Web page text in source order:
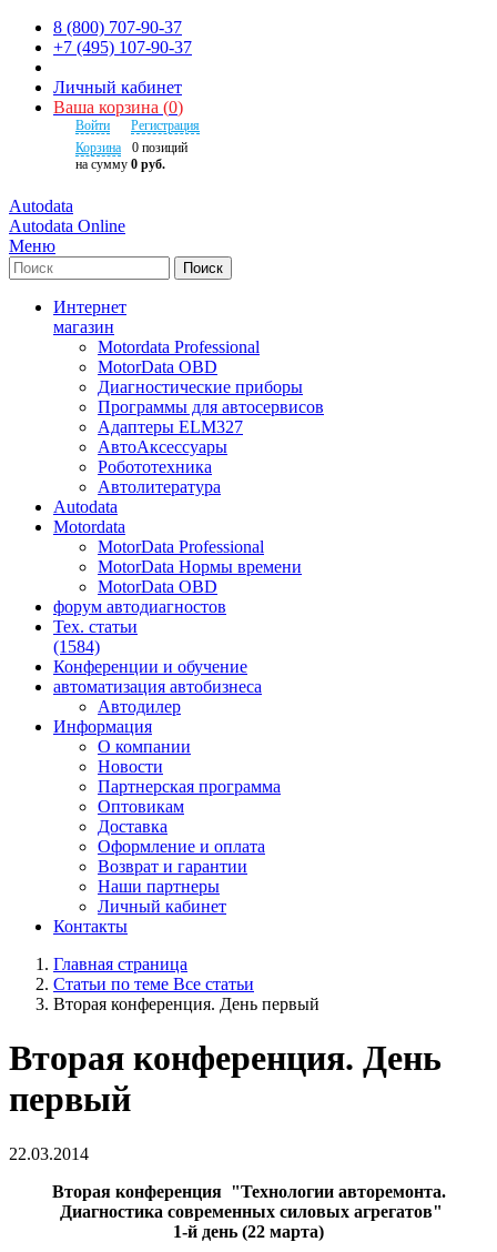
8 (800) 707-90-37
+7 (495) 107-90-37
Личный кабинет
Ваша корзина (0)
Войти
Регистрация
Корзина
0 позиций
на сумму 0 руб.
Autodata
Autodata Online
Меню
Поиск
Интернет
магазин
Motordata Professional
MotorData OBD
Диагностические приборы
Программы для автосервисов
Адаптеры ELM327
АвтоАксессуары
Робототехника
Автолитература
Autodata
Motordata
MotorData Professional
MotorData Нормы времени
MotorData OBD
форум автодиагностов
Тех. статьи
(1584)
Конференции и обучение
автоматизация автобизнеса
Автодилер
Информация
О компании
Новости
Партнерская программа
Оптовикам
Доставка
Оформление и оплата
Возврат и гарантии
Наши партнеры
Личный кабинет
Контакты
Главная страница
Статьи по теме Все статьи
Вторая конференция. День первый
Вторая конференция. День
первый
22.03.2014
Вторая конференция "Технологии авторемонта.
Диагностика современных силовых агрегатов"
1-й день (22 марта)